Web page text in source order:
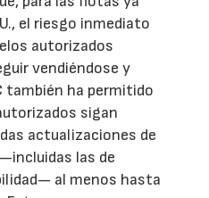
el riesgo inmediato
autorizados
vendiéndose y
también ha permitido
sigan
actualizaciones de
las de
al menos hasta